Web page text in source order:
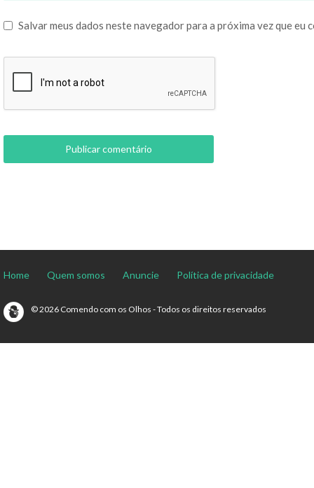
Salvar meus dados neste navegador para a próxima vez que eu
Home Quem somos Anuncie Política de privacidade
© 2026 Comendo com os Olhos - Todos os direitos reservados